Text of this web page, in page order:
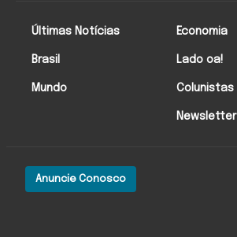
Anuncie Conosco
Últimas Notícias
Brasil
Mundo
Economia
Lado oa!
Colunistas
Newsletter